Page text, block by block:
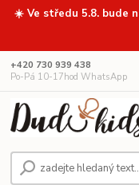
☀️ Ve středu 5.8. bude
+420 730 939 438
Po-Pá 10-17hod WhatsApp